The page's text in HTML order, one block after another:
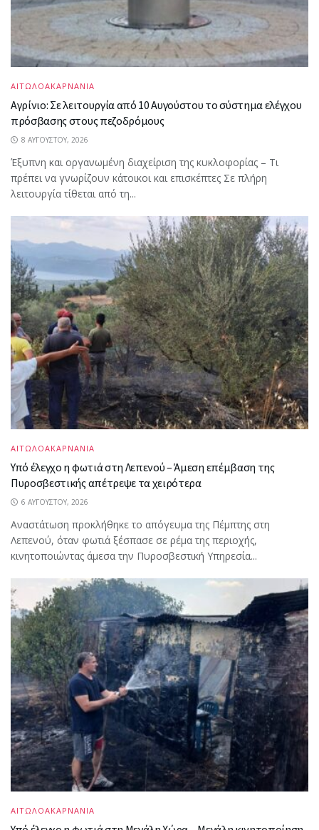
ΑΙΤΩΛΟΑΚΑΡΝΑΝΙΑ
Αγρίνιο: Σε λειτουργία από 10 Αυγούστου το σύστημα ελέγχου
πρόσβασης στους πεζοδρόμους
8 ΑΥΓΟΎΣΤΟΥ, 2026
Έξυπνη και οργανωμένη διαχείριση της κυκλοφορίας – Τι
πρέπει να γνωρίζουν κάτοικοι και επισκέπτες Σε πλήρη
λειτουργία τίθεται από τη...
ΑΙΤΩΛΟΑΚΑΡΝΑΝΙΑ
Υπό έλεγχο η φωτιά στη Λεπενού – Άμεση επέμβαση της
Πυροσβεστικής απέτρεψε τα χειρότερα
6 ΑΥΓΟΎΣΤΟΥ, 2026
Αναστάτωση προκλήθηκε το απόγευμα της Πέμπτης στη
Λεπενού, όταν φωτιά ξέσπασε σε ρέμα της περιοχής,
κινητοποιώντας άμεσα την Πυροσβεστική Υπηρεσία...
ΑΙΤΩΛΟΑΚΑΡΝΑΝΙΑ